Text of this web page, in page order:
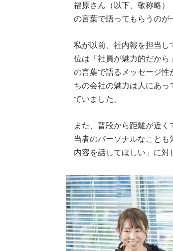
福原さん（以下、敬称略）
の言葉で語ってもらうのが
私が以前、社内報を担当し
位は「社員が魅力的だから
の言葉で語るメッセージ性
ちの会社の魅力は人にあ
ていました。
また、普段から距離が近
当者のパーソナルなことも
内容を話してほしい」に対